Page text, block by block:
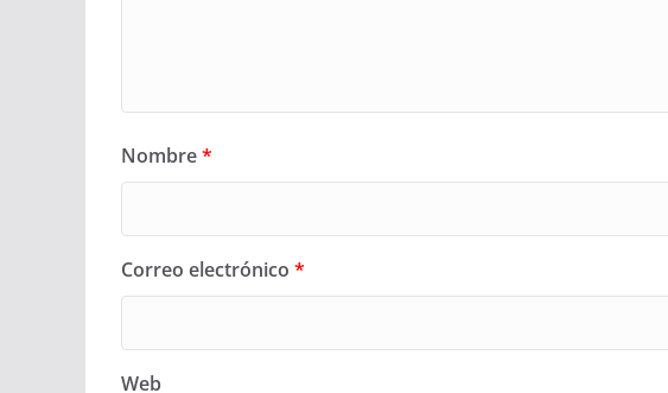
Nombre*
Correo electrónico *
Web